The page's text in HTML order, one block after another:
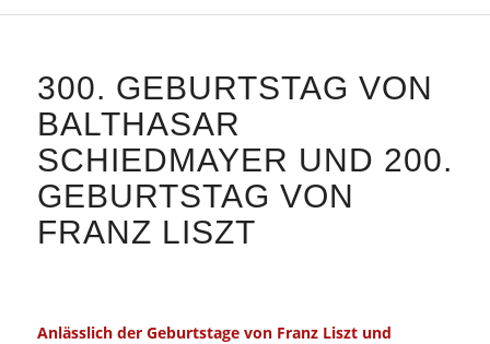
300. GEBURTSTAG VON
BALTHASAR
SCHIEDMAYER UND 200.
GEBURTSTAG VON
FRANZ LISZT
Anlässlich der Geburtstage von Franz Liszt und